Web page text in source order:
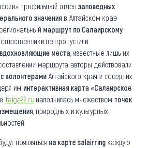
профильный отдел заповедных
значения в Алтайском крае
маршрут по Салаирскому
не пропустили
места , известные лишь их
маршрута авторы действовали
волонтерами Алтайского края и соседних
им интерактивная карта «Салаирское
taiga22.ru наполнилась множеством точек
, природных и культурных
появляться на карте salairring каждую